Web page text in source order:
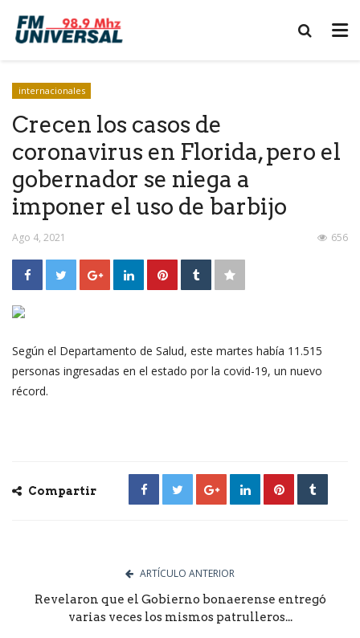
internacionales
Crecen los casos de
coronavirus en Florida, pero el
gobernador se niega a
imponer el uso de barbijo
Ago 4, 2021 656
Según el Departamento de Salud, este martes había 11.515
personas ingresadas en el estado por la covid-19, un nuevo
récord.
Compartir
ARTÍCULO ANTERIOR
Revelaron que el Gobierno bonaerense entregó
varias veces los mismos patrulleros...